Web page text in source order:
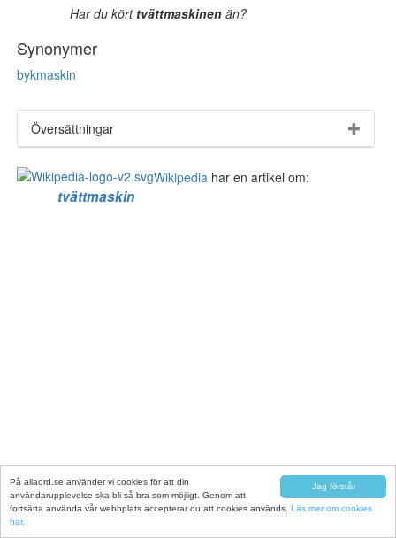
Jag förstår
På allaord.se använder vi cookies för att din
användarupplevelse ska bli så bra som möjligt. Genom att
fortsätta använda vår webbplats accepterar du att cookies används. Läs mer om cookies
här.
Har du kört tvättmaskinen än?
Synonymer
bykmaskin
Översättningar
Wikipedia har en artikel om:
tvättmaskin